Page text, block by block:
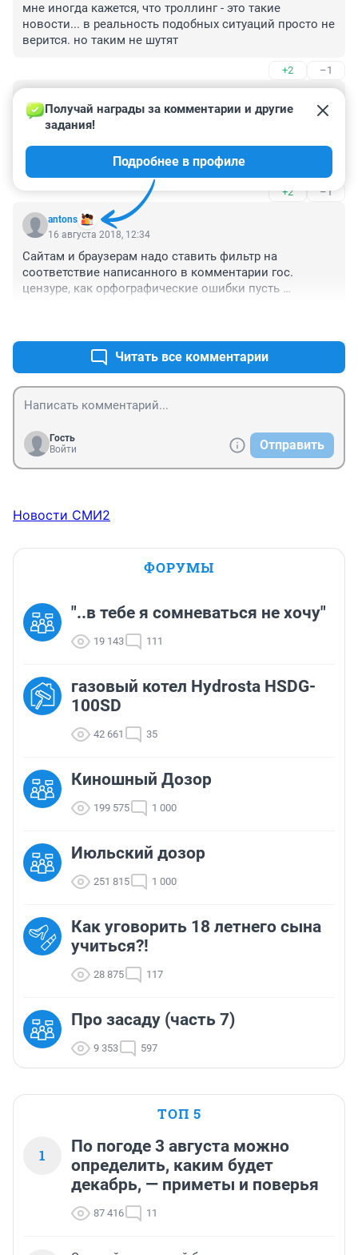
мне иногда кажется, что троллинг - это такие
новости... в реальность подобных ситуаций просто не
верится. но таким не шутят
+2 –1
16 августа 2018, 13:05
Вспомнил счастливое советские детство, когда у всех
детей страны была считалочка: "Вышел месяц из
тумана, вынул ножик из кармана - буду резать, буду
бить - все равно тебе голить!"
Надо же, сейчас всех пенсионеров можно в
экстремисты и на нары :))
Чую, НГС не опубликует :)
+2 –1
antons
Получай награды за комментарии и другие
задания!
Подробнее в профиле
16 августа 2018, 12:34
Сайтам и браузерам надо ставить фильтр на
соответствие написанного в комментарии гос.
цензуре, как орфографические ошибки пусть
Читать все комментарии
Гость
Войти
Отправить
Новости СМИ2
ФОРУМЫ
"..в тебе я сомневаться не хочу"
19 143 111
газовый котел Hydrosta HSDG-
100SD
42 661 35
Киношный Дозор
199 575 1 000
Июльский дозор
251 815 1 000
Как уговорить 18 летнего сына
учиться?!
28 875 117
Про засаду (часть 7)
9 353 597
ТОП 5
1
По погоде 3 августа можно
определить, каким будет
декабрь, — приметы и поверья
87 416 11